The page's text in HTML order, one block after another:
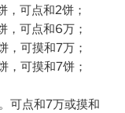
可点和2饼；
可点和6万；
可摸和7万；
可摸和7饼；
可点和7万或摸和